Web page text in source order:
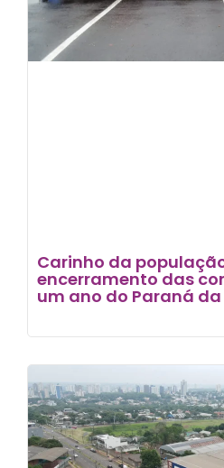
Carinho da
encerramento das
um ano do Paraná